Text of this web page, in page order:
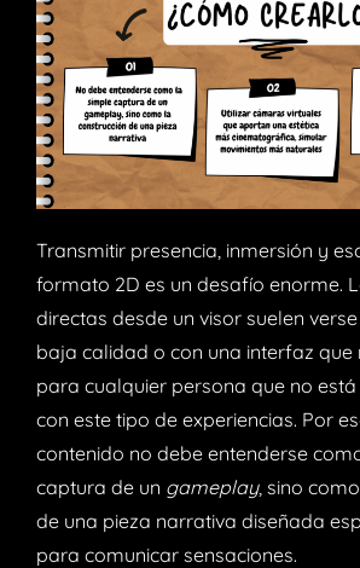
Transmitir presencia, inmersión y
formato 2D es un desafío enorme.
directas desde un visor suelen
baja calidad o con una interfaz que
para cualquier persona que no
con este tipo de experiencias. Por
contenido no debe entenderse
captura de un gameplay, sino
de una pieza narrativa diseñada
para comunicar sensaciones.